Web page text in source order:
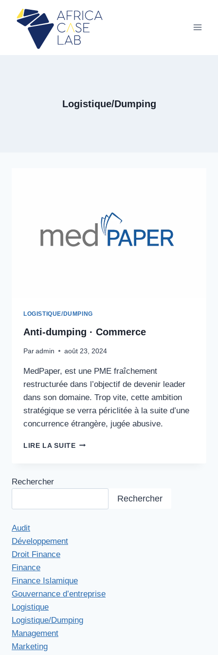
contenu
Logistique/Dumping
LOGISTIQUE/DUMPING
Anti-dumping · Commerce
Par admin août 23, 2024
MedPaper, est une PME fraîchement
restructurée dans l’objectif de devenir leader
dans son domaine. Trop vite, cette ambition
stratégique se verra périclitée à la suite d’une
concurrence étrangère, jugée abusive.
LIRE LA SUITE ANTI-
Rechercher
Rechercher
Audit
Développement
Droit Finance
Finance
Finance Islamique
Gouvernance d’entreprise
Logistique
Logistique/Dumping
Management
Marketing